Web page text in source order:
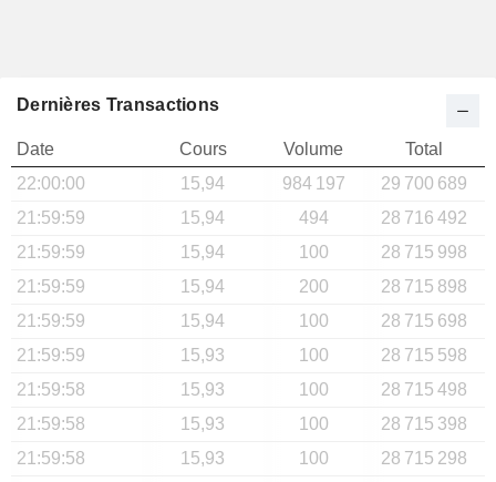
Dernières Transactions
Date Cours Volume
Total
22:00:00
15,94 984 197
29 700 689
21:59:59
15,94 494
28 716 492
21:59:59
15,94 100
28 715 998
21:59:59
15,94 200
28 715 898
21:59:59
15,94 100
28 715 698
21:59:59
15,93 100
28 715 598
21:59:58
15,93 100
28 715 498
21:59:58
15,93 100
28 715 398
21:59:58
15,93 100
28 715 298